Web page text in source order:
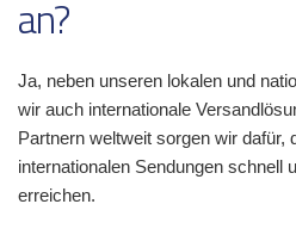
an?
Ja, neben unseren lokalen und
wir auch internationale
Partnern weltweit sorgen wir dafür,
internationalen Sendungen schnell
erreichen.